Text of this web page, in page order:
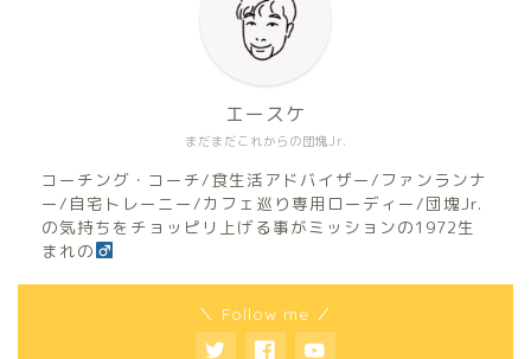
まだまだこれからの団塊Jr.
エースケ
コーチング・コーチ/食生活アドバイザー/ファンランナ
ー/自宅トレーニー/カフェ巡り専用ローディー/団塊Jr.
の気持ちをチョッピリ上げる事がミッションの1972生
まれの
＼ Follow me ／